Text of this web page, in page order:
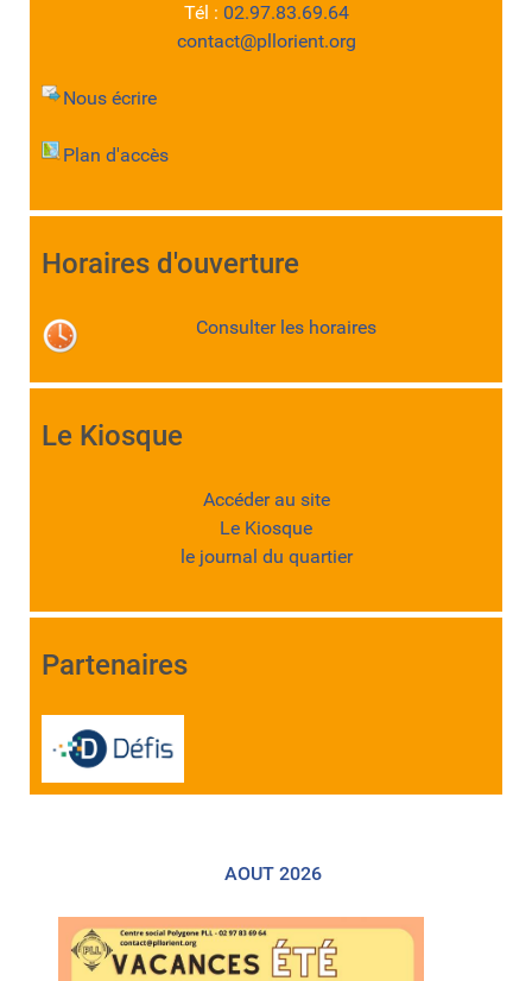
Tél : 02.97.83.69.64
contact@pllorient.org
Nous écrire
Plan d'accès
Horaires d'ouverture
Consulter les horaires
Le Kiosque
Accéder au site
Le Kiosque
le journal du quartier
Partenaires
AOUT 2026